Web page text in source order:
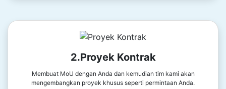
2.Proyek Kontrak
Membuat MoU dengan Anda dan kemudian tim kami akan
mengembangkan proyek khusus seperti permintaan Anda.